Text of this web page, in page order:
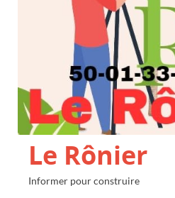
Le Rônier
Informer pour construire